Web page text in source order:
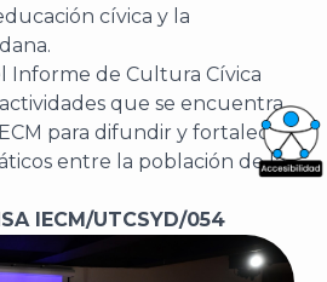
cívica y la
Informe de Cultura Cívica
que se encuentra
para difundir y fortalecer
entre la población de la
IECM/UTCSYD/054